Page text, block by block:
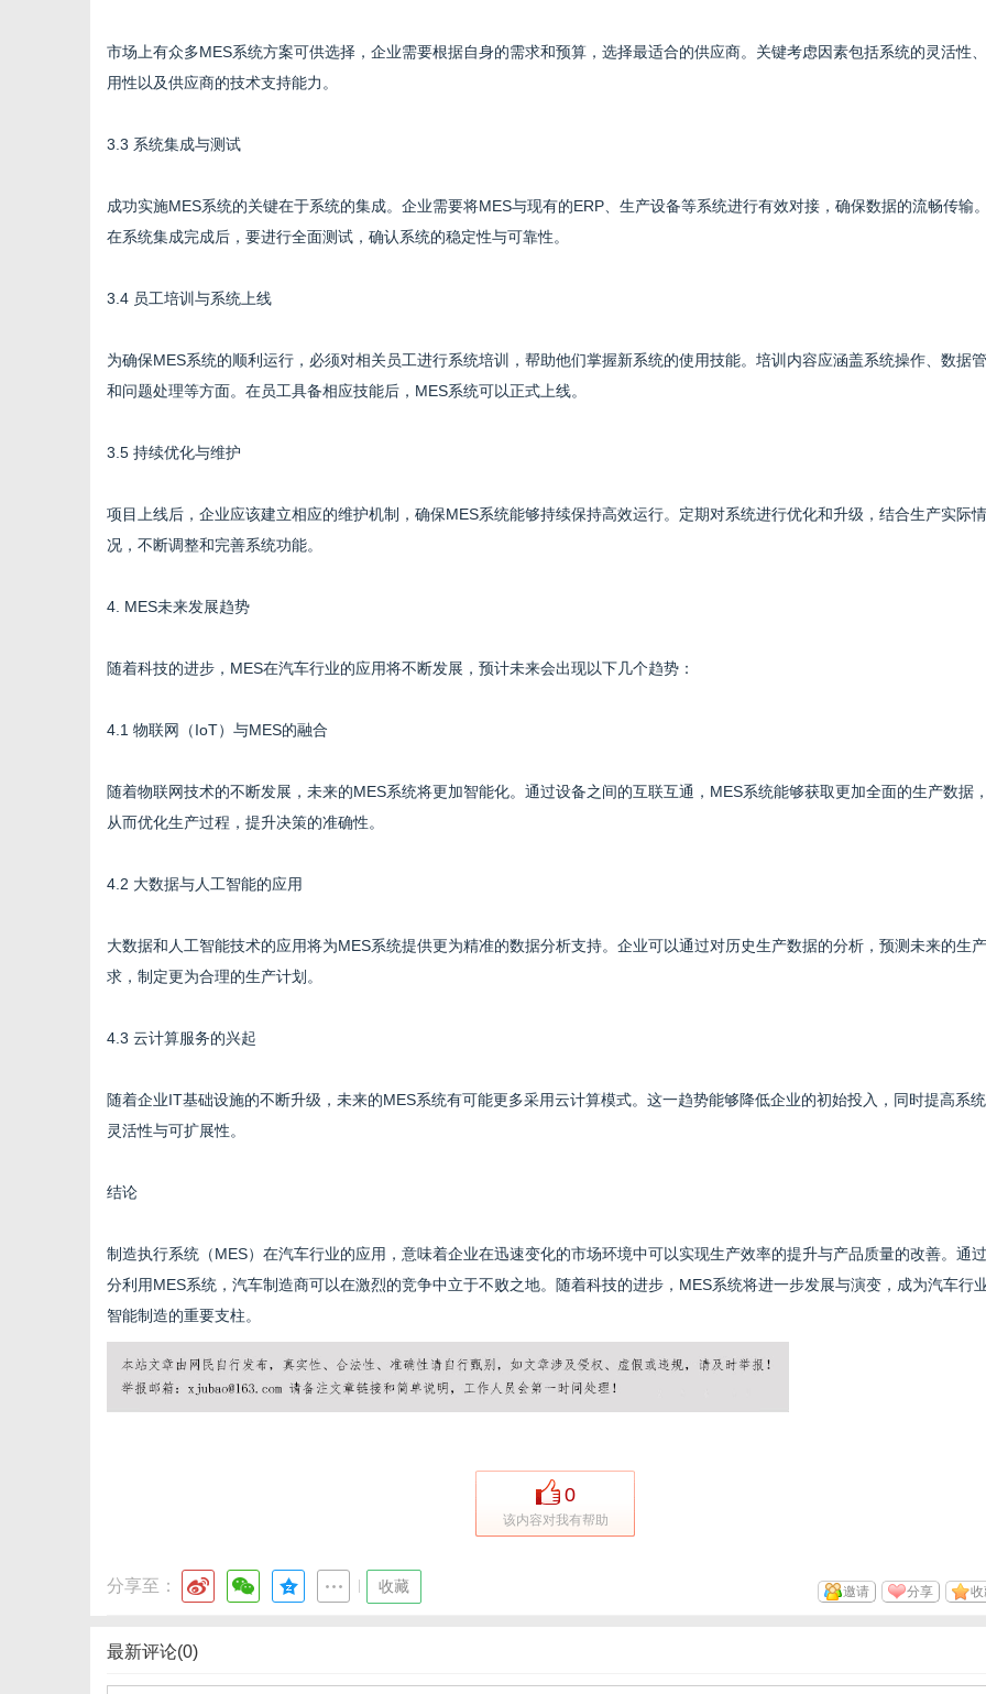
市场上有众多MES系统方案可供选择，企业需要根据自身的需求和预算，选择最适合的供应商。关键考虑因素包括系统的灵活性
用性以及供应商的技术支持能力。
3.3 系统集成与测试
成功实施MES系统的关键在于系统的集成。企业需要将MES与现有的ERP、生产设备等系统进行有效对接，确保数据的流畅传输
在系统集成完成后，要进行全面测试，确认系统的稳定性与可靠性。
3.4 员工培训与系统上线
为确保MES系统的顺利运行，必须对相关员工进行系统培训，帮助他们掌握新系统的使用技能。培训内容应涵盖系统操作、数据
和问题处理等方面。在员工具备相应技能后，MES系统可以正式上线。
3.5 持续优化与维护
项目上线后，企业应该建立相应的维护机制，确保MES系统能够持续保持高效运行。定期对系统进行优化和升级，结合生产实际情
况，不断调整和完善系统功能。
4. MES未来发展趋势
随着科技的进步，MES在汽车行业的应用将不断发展，预计未来会出现以下几个趋势：
4.1 物联网（IoT）与MES的融合
随着物联网技术的不断发展，未来的MES系统将更加智能化。通过设备之间的互联互通，MES系统能够获取更加全面的生产数据
从而优化生产过程，提升决策的准确性。
4.2 大数据与人工智能的应用
大数据和人工智能技术的应用将为MES系统提供更为精准的数据分析支持。企业可以通过对历史生产数据的分析，预测未来的生
求，制定更为合理的生产计划。
4.3 云计算服务的兴起
随着企业IT基础设施的不断升级，未来的MES系统有可能更多采用云计算模式。这一趋势能够降低企业的初始投入，同时提高系
灵活性与可扩展性。
结论
制造执行系统（MES）在汽车行业的应用，意味着企业在迅速变化的市场环境中可以实现生产效率的提升与产品质量的改善。通
分利用MES系统，汽车制造商可以在激烈的竞争中立于不败之地。随着科技的进步，MES系统将进一步发展与演变，成为汽车行
智能制造的重要支柱。
0
该内容对我有帮助
分享至： 收藏 分享
邀请
最新评论(0)